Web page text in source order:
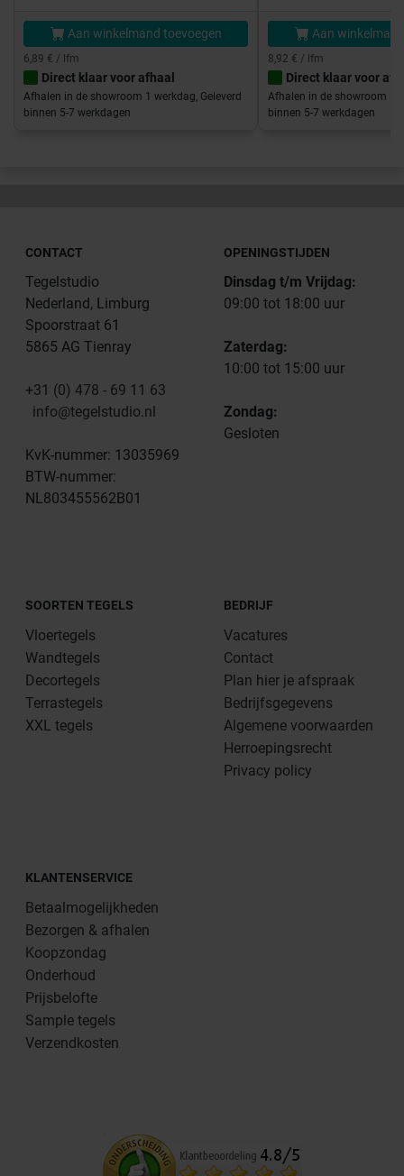
Aan winkelmand toevoegen
6,89 € / lfm
Direct klaar voor afhaal
Afhalen in de showroom 1 werkdag, Geleverd
binnen 5-7 werkdagen
Aan
8,92 € / lfm
Direct klaar voor
Afhalen in de showroom 1
binnen 5-7 werkdagen
CONTACT
Tegelstudio
Nederland, Limburg
Spoorstraat 61
5865 AG Tienray
+31 (0) 478 - 69 11 63
info@tegelstudio.nl
KvK-nummer: 13035969
BTW-nummer:
NL803455562B01
OPENINGSTIJDEN
Dinsdag t/m Vrijdag:
09:00 tot 18:00 uur
Zaterdag:
10:00 tot 15:00 uur
Zondag:
Gesloten
SOORTEN TEGELS
Vloertegels
Wandtegels
Decortegels
Terrastegels
XXL tegels
BEDRIJF
Vacatures
Contact
Plan hier je afspraak
Bedrijfsgegevens
Algemene voorwaarden
Herroepingsrecht
Privacy policy
KLANTENSERVICE
Betaalmogelijkheden
Bezorgen & afhalen
Koopzondag
Onderhoud
Prijsbelofte
Sample tegels
Verzendkosten